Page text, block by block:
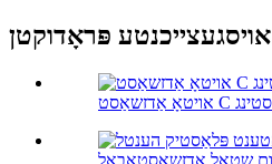
אויסגעצייכנטע פּראָדוקטן